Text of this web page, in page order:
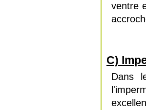
ventre
C)
Dans